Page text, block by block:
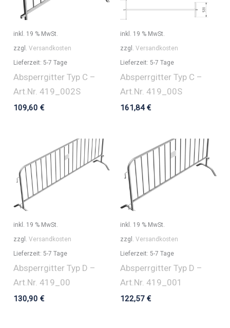
inkl. 19 % MwSt.
zzgl.Versandkosten
Lieferzeit: 5-7 Tage
Absperrgitter Typ C –
Art.Nr. 419_002S
109,60€
inkl. 19 % MwSt.
zzgl. Versandkosten
Lieferzeit: 5-7 Tage
Absperrgitter Typ C –
Art.Nr. 419_00S
161,84€
inkl. 19 % MwSt.
zzgl.Versandkosten
Lieferzeit: 5-7 Tage
Absperrgitter Typ D –
Art.Nr. 419_00
130,90€
inkl. 19 % MwSt.
zzgl. Versandkosten
Lieferzeit: 5-7 Tage
Absperrgitter Typ D –
Art.Nr. 419_001
122,57 €